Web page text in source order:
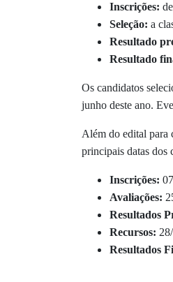
Inscrições: de
Seleção: a
Resultado
Resultado
Os candidatos
junho deste ano.
Além do edital para
principais datas dos
Inscrições:
Avaliações:
Resultados
Recursos:
Resultados